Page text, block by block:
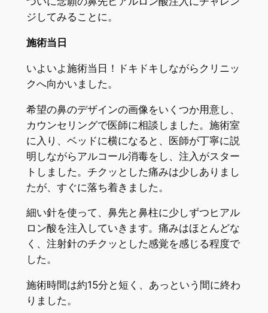
ジしてみることに。
施術当日
いよいよ施術当日！ドキドキしながらクリニッ
クへ向かいました。
希望の鼻のデザインの画像をいくつか用意し、
カウンセリングで医師に相談しました。施術室
に入り、ベッドに横になると、医師が丁寧に説
明しながらアルコール消毒をし、注入がスター
トしました。チクッとした痛みは少しありまし
たが、すぐに落ち着きました。
細い針を使って、鼻先と鼻柱に少しずつヒアル
ロン酸を注入していきます。痛みはほとんどな
く、注射針のチクッとした感覚を感じる程度で
した。
施術時間は約15分と短く、あっという間に終わ
りました。